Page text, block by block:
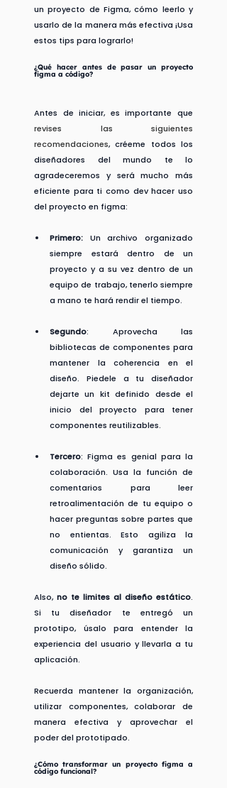
un proyecto de Figma, cómo leerlo y
usarlo de la manera más efectiva ¡Usa
estos tips para lograrlo!
¿Qué hacer antes de pasar un proyecto
figma a código?
Antes de iniciar, es importante que
revises las siguientes
recomendaciones, créeme todos los
diseñadores del mundo te lo
agradeceremos y será mucho más
eficiente para ti como dev hacer uso
del proyecto en figma:
Primero: Un archivo organizado
siempre estará dentro de un
proyecto y a su vez dentro de un
equipo de trabajo, tenerlo siempre
a mano te hará rendir el tiempo.
Segundo: Aprovecha las
bibliotecas de componentes para
mantener la coherencia en el
diseño. Piedele a tu diseñador
dejarte un kit definido desde el
inicio del proyecto para tener
componentes reutilizables.
Tercero: Figma es genial para la
colaboración. Usa la función de
comentarios para leer
retroalimentación de tu equipo o
hacer preguntas sobre partes que
no entientas. Esto agiliza la
comunicación y garantiza un
diseño sólido.
Also, no te limites al diseño estático.
Si tu diseñador te entregó un
prototipo, úsalo para entender la
experiencia del usuario y llevarla a tu
aplicación.
Recuerda mantener la organización,
utilizar componentes, colaborar de
manera efectiva y aprovechar el
poder del prototipado.
¿Cómo transformar un proyecto figma a
código funcional?